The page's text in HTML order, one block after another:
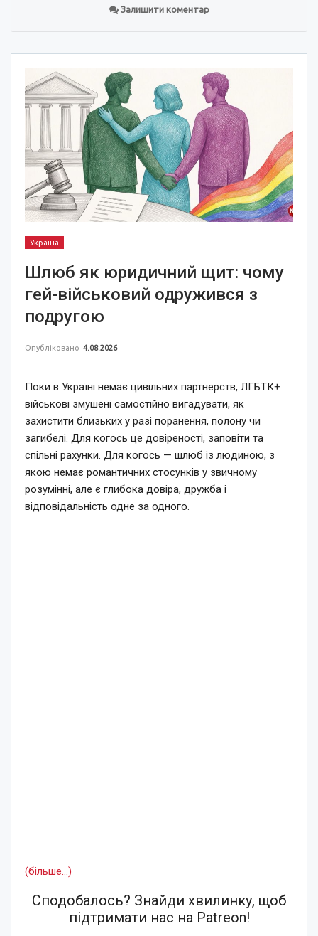
Залишити коментар
Україна
Шлюб як юридичний щит: чому
гей-військовий одружився з
подругою
Опубліковано 4.08.2026
Поки в Україні немає цивільних партнерств, ЛГБТК+
військові змушені самостійно вигадувати, як
захистити близьких у разі поранення, полону чи
загибелі. Для когось це довіреності, заповіти та
спільні рахунки. Для когось — шлюб із людиною, з
якою немає романтичних стосунків у звичному
розумінні, але є глибока довіра, дружба і
відповідальність одне за одного.
(більше…)
Сподобалось? Знайди хвилинку, щоб
підтримати нас на Patreon!